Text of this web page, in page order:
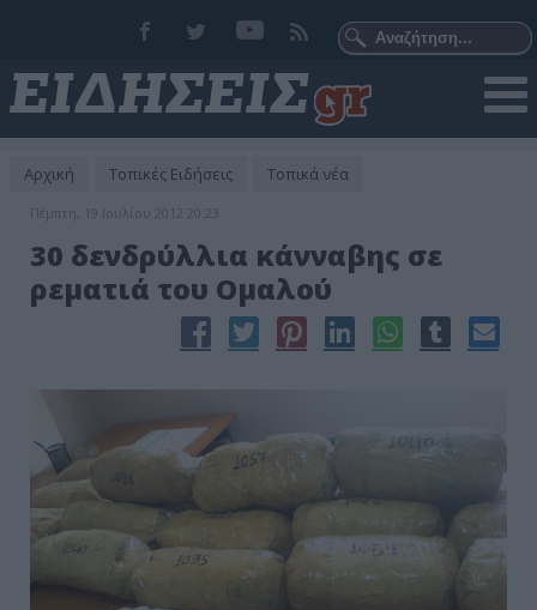
Αρχική Τοπικές Ειδήσεις Τοπικά νέα
Πέμπτη, 19 Ιουλίου 2012 20:23
30 δενδρύλλια κάνναβης σε
ρεματιά του Ομαλού